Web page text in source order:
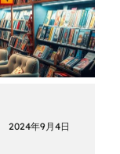
2024年9月4日